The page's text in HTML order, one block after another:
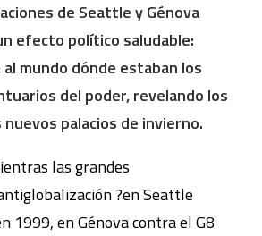
de Seattle y Génova
efecto político saludable:
mundo dónde estaban los
del poder, revelando los
palacios de invierno.
las grandes
?en Seattle
1999, en Génova contra el G8